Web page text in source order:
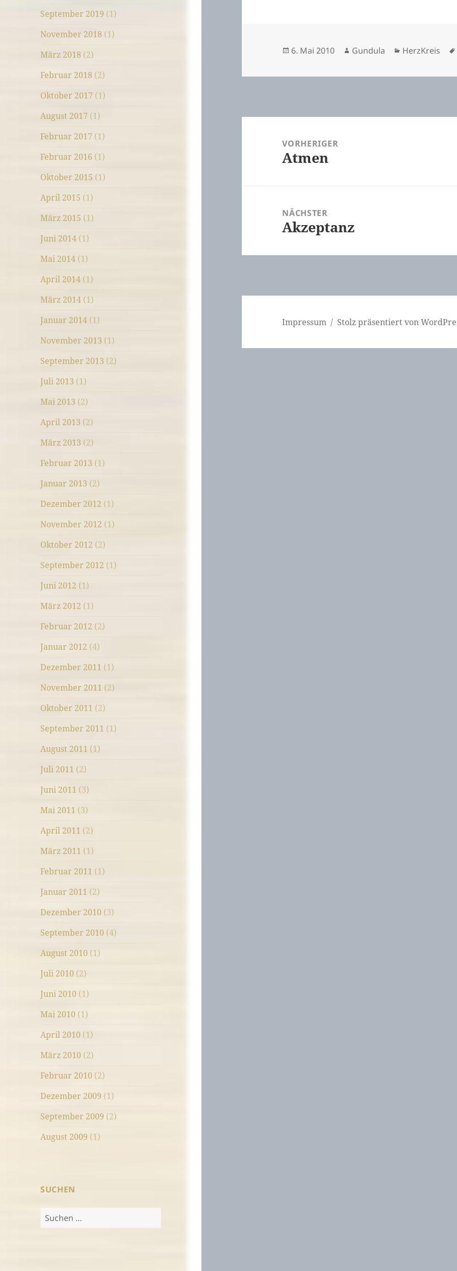
September 2019 (1)
November 2018 (1)
März 2018 (2)
Februar 2018 (2)
Oktober 2017 (1)
August 2017 (1)
Februar 2017 (1)
Februar 2016 (1)
Oktober 2015 (1)
April 2015 (1)
März 2015 (1)
Juni 2014 (1)
Mai 2014 (1)
April 2014 (1)
März 2014 (1)
Januar 2014 (1)
November 2013 (1)
September 2013 (2)
Juli 2013 (1)
Mai 2013 (2)
April 2013 (2)
März 2013 (2)
Februar 2013 (1)
Januar 2013 (2)
Dezember 2012 (1)
November 2012 (1)
Oktober 2012 (2)
September 2012 (1)
Juni 2012 (1)
März 2012 (1)
Februar 2012 (2)
Januar 2012 (4)
Dezember 2011 (1)
November 2011 (2)
Oktober 2011 (2)
September 2011 (1)
August 2011 (1)
Juli 2011 (2)
Juni 2011 (3)
Mai 2011 (3)
April 2011 (2)
März 2011 (1)
Februar 2011 (1)
Januar 2011 (2)
Dezember 2010 (3)
September 2010 (4)
August 2010 (1)
Juli 2010 (2)
Juni 2010 (1)
Mai 2010 (1)
April 2010 (1)
März 2010 (2)
Februar 2010 (2)
Dezember 2009 (1)
September 2009 (2)
August 2009 (1)
SUCHEN
Suchen
nach:
Veröffentlicht
6. Mai 2010 Autor
Gundula Kategorien
HerzKreis
VORHERIGER
Vorheriger
Atmen
NÄCHSTER
Nächster
Akzeptanz
Impressum Stolz präsentiert von